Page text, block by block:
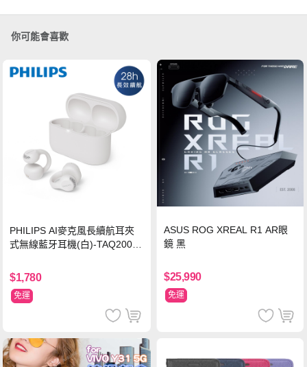
你可能會喜歡
PHILIPS AI麥克風長續航耳夾
式無線藍牙耳機(白)-TAQ2000
$1,780
免運
ASUS ROG XREAL R1 AR眼
鏡 黑
$25,990
免運